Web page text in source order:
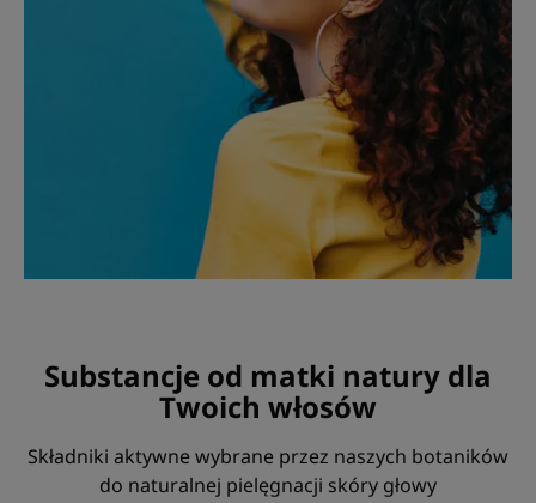
Substancje od matki natury dla
Twoich włosów
Składniki aktywne wybrane przez naszych botaników
do naturalnej pielęgnacji skóry głowy